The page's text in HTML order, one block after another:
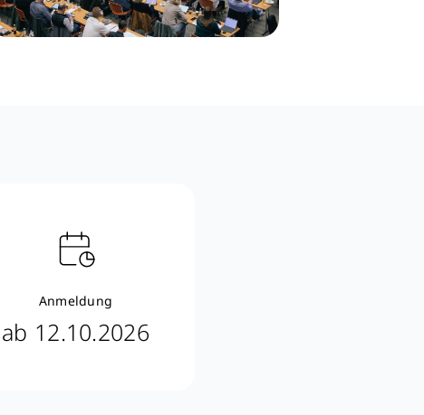
Anmeldung
ab 12.10.2026